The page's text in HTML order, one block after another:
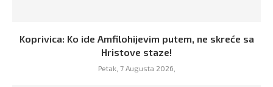
Koprivica: Ko ide Amfilohijevim putem, ne skreće sa
Hristove staze!
Petak, 7 Augusta 2026,